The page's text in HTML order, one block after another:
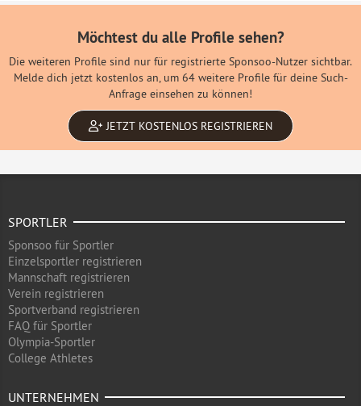
Möchtest du alle Profile sehen?
Die weiteren Profile sind nur für registrierte Sponsoo-Nutzer sichtbar.
Melde dich jetzt kostenlos an, um 64 weitere Profile für deine Such-
Anfrage einsehen zu können!
JETZT KOSTENLOS REGISTRIEREN
SPORTLER
Sponsoo für Sportler
Einzelsportler registrieren
Mannschaft registrieren
Verein registrieren
Sportverband registrieren
FAQ für Sportler
Olympia-Sportler
College Athletes
UNTERNEHMEN